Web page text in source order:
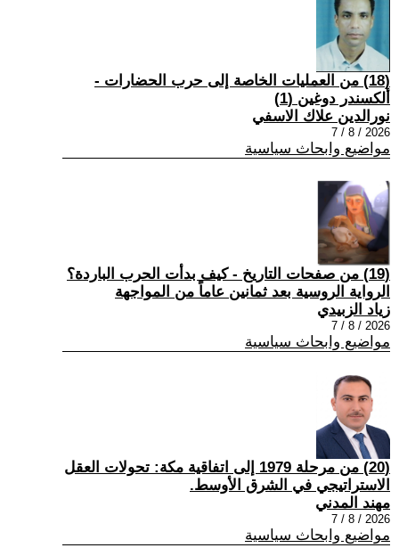
(18) من العمليات الخاصة إلى حرب الحضارات -
ألكسندر دوغين (1)
نورالدين علاك الاسفي
2026 / 8 / 7
مواضيع وابحاث سياسية
(19) من صفحات التاريخ - كيف بدأت الحرب الباردة؟
الرواية الروسية بعد ثمانين عاماً من المواجهة
زياد الزبيدي
2026 / 8 / 7
مواضيع وابحاث سياسية
(20) من مرحلة 1979 إلى اتفاقية مكة: تحولات العقل
الاستراتيجي في الشرق الأوسط.
مهند المدني
2026 / 8 / 7
مواضيع وابحاث سياسية